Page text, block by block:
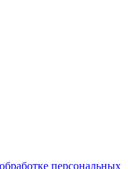
персональных